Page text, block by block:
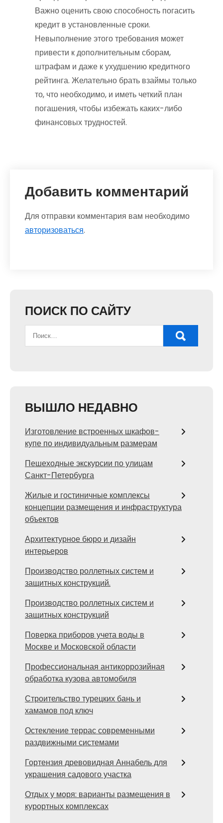
Важно оценить свою способность погасить
кредит в установленные сроки.
Невыполнение этого требования может
привести к дополнительным сборам,
штрафам и даже к ухудшению кредитного
рейтинга. Желательно брать взаймы только
то, что необходимо, и иметь четкий план
погашения, чтобы избежать каких-либо
финансовых трудностей.
Добавить комментарий
Для отправки комментария вам необходимо
авторизоваться.
ПОИСК ПО САЙТУ
ВЫШЛО НЕДАВНО
Изготовление встроенных шкафов-
купе по индивидуальным размерам
Пешеходные экскурсии по улицам
Санкт-Петербурга
Жилые и гостиничные комплексы
концепции размещения и инфраструктура
объектов
Архитектурное бюро и дизайн
интерьеров
Производство роллетных систем и
защитных конструкций.
Производство роллетных систем и
защитных конструкций
Поверка приборов учета воды в
Москве и Московской области
Профессиональная антикоррозийная
обработка кузова автомобиля
Строительство турецких бань и
хамамов под ключ
Остекление террас современными
раздвижными системами
Гортензия древовидная Аннабель для
украшения садового участка
Отдых у моря: варианты размещения в
курортных комплексах